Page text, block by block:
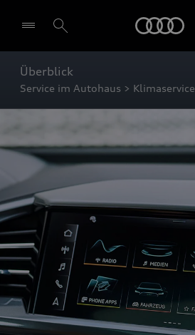
Überblick
Service im Autohaus > Klimaservice